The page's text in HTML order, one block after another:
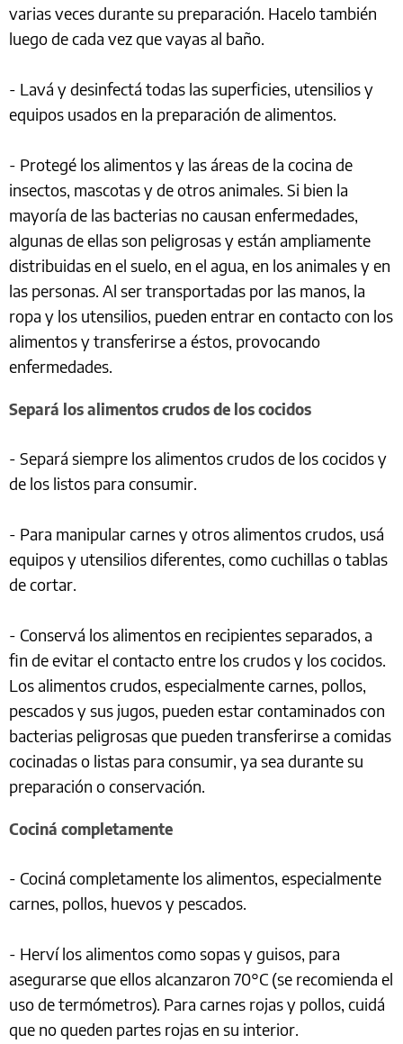
varias veces durante su preparación. Hacelo también
luego de cada vez que vayas al baño.
- Lavá y desinfectá todas las superficies, utensilios y
equipos usados en la preparación de alimentos.
- Protegé los alimentos y las áreas de la cocina de
insectos, mascotas y de otros animales. Si bien la
mayoría de las bacterias no causan enfermedades,
algunas de ellas son peligrosas y están ampliamente
distribuidas en el suelo, en el agua, en los animales y en
las personas. Al ser transportadas por las manos, la
ropa y los utensilios, pueden entrar en contacto con los
alimentos y transferirse a éstos, provocando
enfermedades.
Separá los alimentos crudos de los cocidos
- Separá siempre los alimentos crudos de los cocidos y
de los listos para consumir.
- Para manipular carnes y otros alimentos crudos, usá
equipos y utensilios diferentes, como cuchillas o tablas
de cortar.
- Conservá los alimentos en recipientes separados, a
fin de evitar el contacto entre los crudos y los cocidos.
Los alimentos crudos, especialmente carnes, pollos,
pescados y sus jugos, pueden estar contaminados con
bacterias peligrosas que pueden transferirse a comidas
cocinadas o listas para consumir, ya sea durante su
preparación o conservación.
Cociná completamente
- Cociná completamente los alimentos, especialmente
carnes, pollos, huevos y pescados.
- Herví los alimentos como sopas y guisos, para
asegurarse que ellos alcanzaron 70°C (se recomienda el
uso de termómetros). Para carnes rojas y pollos, cuidá
que no queden partes rojas en su interior.